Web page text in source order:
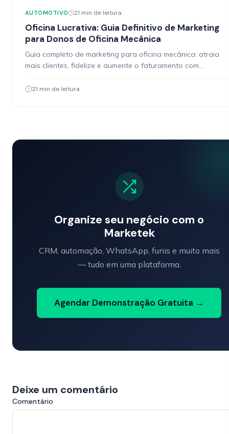
AUTOMOTIVO 21 min de leitura
Oficina Lucrativa: Guia Definitivo de Marketing
para Donos de Oficina Mecânica
Guia completo de marketing para oficina mecânica: atraia
mais clientes, fidelize e aumente o faturamento com
21 min de leitura
Organize seu negócio com o
Marketek
CRM, automação, WhatsApp, funis e muito mais
— tudo em uma plataforma.
Agendar Demonstração Gratuita →
Deixe um comentário
Comentário